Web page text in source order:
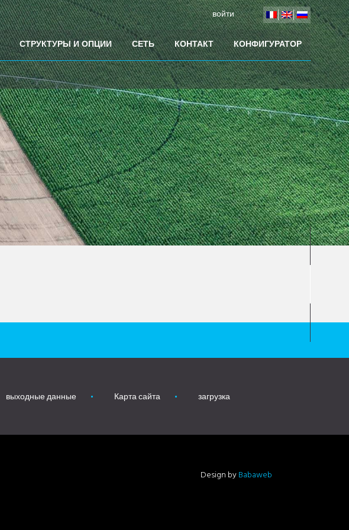
войти
СТРУКТУРЫ И ОПЦИИ СЕТЬ КОНТАКТ КОНФИГУРАТОР
выходные данные Карта сайта загрузка
Design byBabaweb